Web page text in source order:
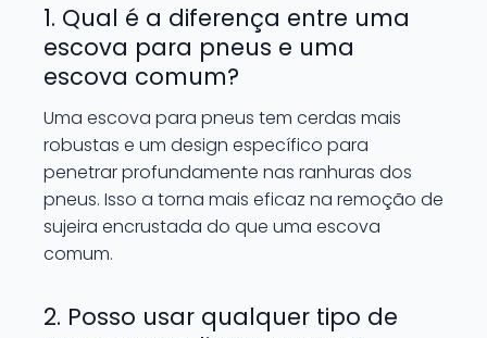
1. Qual é a diferença entre uma
escova para pneus e uma
escova comum?
Uma escova para pneus tem cerdas mais
robustas e um design específico para
penetrar profundamente nas ranhuras dos
pneus. Isso a torna mais eficaz na remoção de
sujeira encrustada do que uma escova
comum.
2. Posso usar qualquer tipo de